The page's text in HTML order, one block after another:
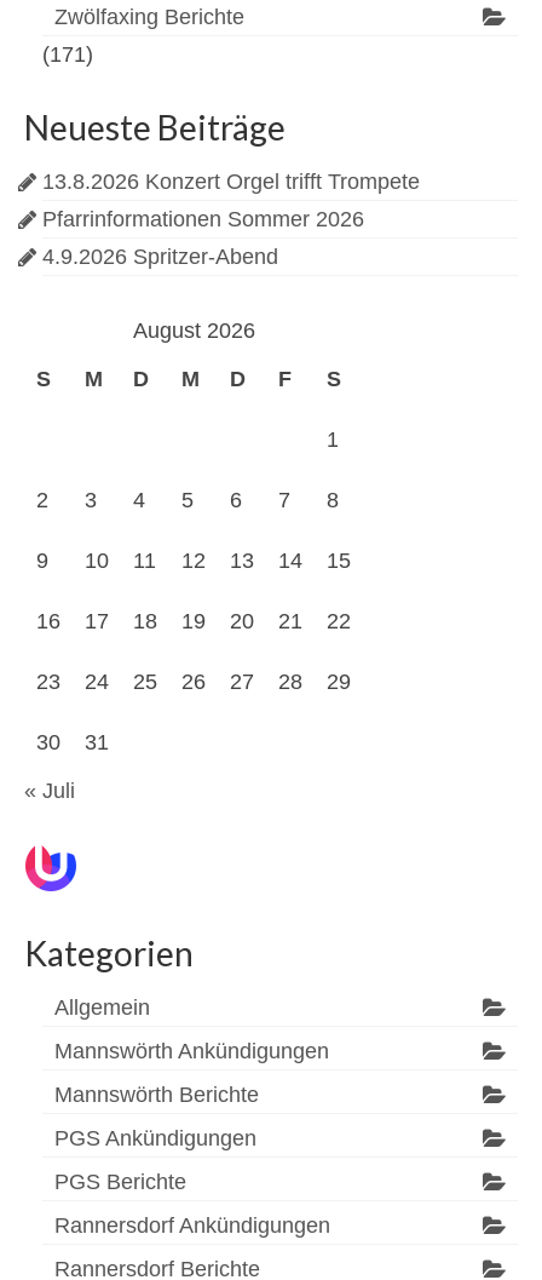
Zwölfaxing Berichte
(171)
Neueste Beiträge
13.8.2026 Konzert Orgel trifft Trompete
Pfarrinformationen Sommer 2026
4.9.2026 Spritzer-Abend
August 2026
S
M D M D F S
1
2 3 4 5 6 7 8
9 10 11 12 13 14 15
16 17 18 19 20 21 22
23 24 25 26 27 28 29
30
31
« Juli
Kategorien
Allgemein
Mannswörth Ankündigungen
Mannswörth Berichte
PGS Ankündigungen
PGS Berichte
Rannersdorf Ankündigungen
Rannersdorf Berichte